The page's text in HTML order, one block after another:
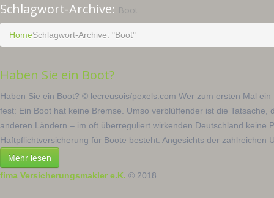
Schlagwort-Archive: Boot
HomeSchlagwort-Archive: "Boot"
Haben Sie ein Boot?
Haben Sie ein Boot? © lecreusois/pexels.com Wer zum ersten Mal
fest: Ein Boot hat keine Bremse. Umso verblüffender ist die Tatsache,
anderen Ländern – im oft überreguliert wirkenden Deutschland keine
Haftpflichtversicherung für Boote besteht. Angesichts der zahlreichen
Mehr lesen
fima Versicherungsmakler e.K. © 2018